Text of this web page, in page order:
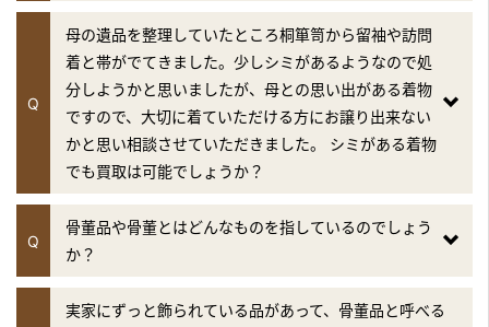
Q
母の遺品を整理していたところ桐箪笥から留袖や訪問
着と帯がでてきました。少しシミがあるようなので処
分しようかと思いましたが、母との思い出がある着物
ですので、大切に着ていただける方にお譲り出来ない
かと思い相談させていただきました。 シミがある着物
でも買取は可能でしょうか？
Q
骨董品や骨董とはどんなものを指しているのでしょう
か？
実家にずっと飾られている品があって、骨董品と呼べる